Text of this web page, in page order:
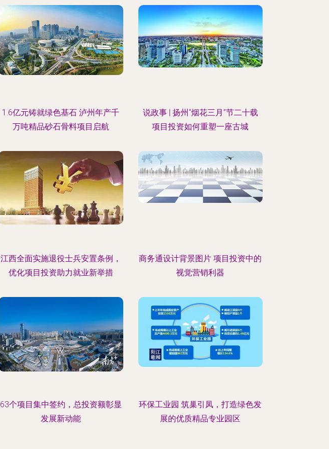
1.6亿元铸就绿色基石 泸州年产千
万吨精品砂石骨料项目启航
说政事 | 扬州“烟花三月”节二十载
项目投资如何重塑一座古城
江西全面实施退役士兵安置条例，
优化项目投资助力就业新举措
商务通设计背景图片 项目投资中的
视觉营销利器
63个项目集中签约，总投资额彰显
发展新动能
环保工业园 筑巢引凤，打造绿色发
展的优质精品专业园区